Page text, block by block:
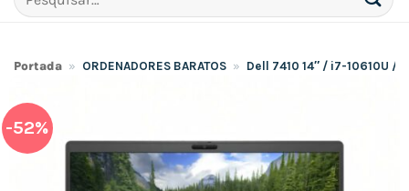
por:
Portada » ORDENADORES BARATOS » Dell 7410 14″ / i7-10610U /
-52%